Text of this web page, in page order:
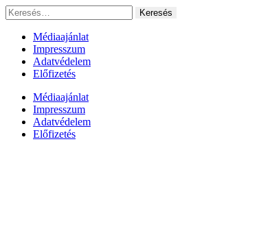
Ugrás
a
tartalomhoz
Keresés:
Médiaajánlat
Impresszum
Adatvédelem
Előfizetés
Médiaajánlat
Impresszum
Adatvédelem
Előfizetés